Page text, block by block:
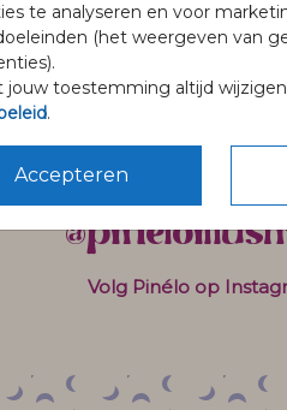
te analyseren en voor
(het weergeven van
jouw toestemming altijd
.
Accepteren
Volg Pinélo op